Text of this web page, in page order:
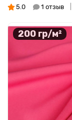
5.0 1 отзыв
200 гр/м²